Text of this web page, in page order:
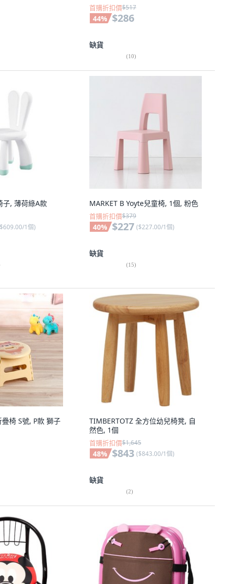
首購折扣價$517
44% $286
缺貨
(10)
子, 薄荷綠A款
$609.00/1個)
MARKET B Yoyte兒童椅, 1個, 粉色
首購折扣價$379
40% $227 ($227.00/1個)
缺貨
(15)
椅 S號, P款 獅子
TIMBERTOTZ 全方位幼兒椅凳, 自
然色, 1個
首購折扣價$1,645
48% $843 ($843.00/1個)
缺貨
(2)